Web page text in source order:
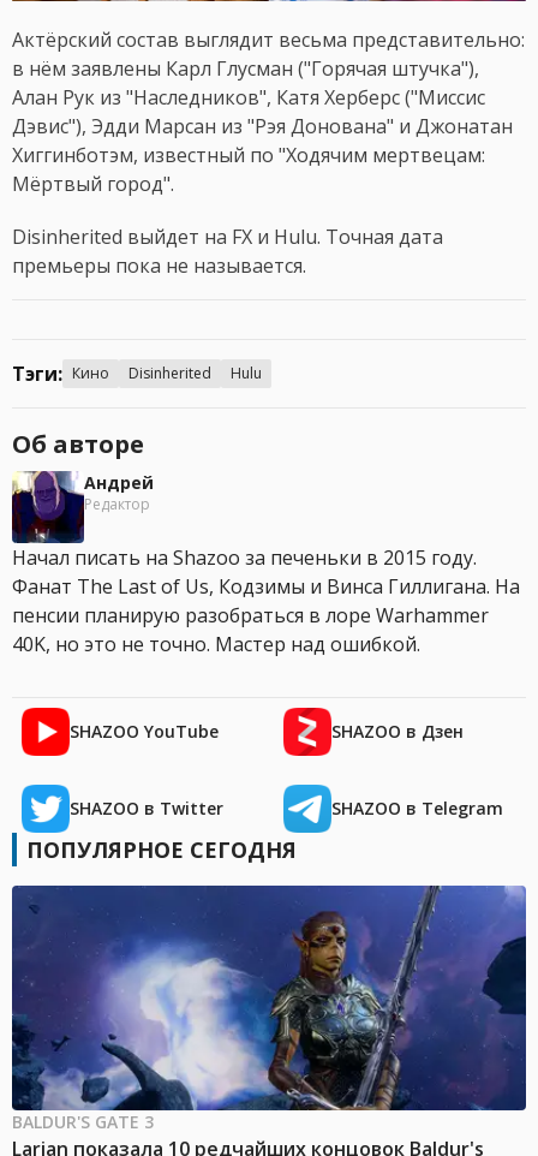
Актёрский состав выглядит весьма представительно:
в нём заявлены Карл Глусман ("Горячая штучка"),
Алан Рук из "Наследников", Катя Херберс ("Миссис
Дэвис"), Эдди Марсан из "Рэя Донована" и Джонатан
Хиггинботэм, известный по "Ходячим мертвецам:
Мёртвый город".
Disinherited выйдет на FX и Hulu. Точная дата
премьеры пока не называется.
Тэги: Кино Disinherited Hulu
Об авторе
Андрей
Редактор
Начал писать на Shazoo за печеньки в 2015 году.
Фанат The Last of Us, Кодзимы и Винса Гиллигана. На
пенсии планирую разобраться в лоре Warhammer
40K, но это не точно. Мастер над ошибкой.
SHAZOO YouTube SHAZOO в Дзен
SHAZOO в Twitter SHAZOO в Telegram
ПОПУЛЯРНОЕ СЕГОДНЯ
BALDUR'S GATE 3
Larian показала 10 редчайших концовок Baldur's